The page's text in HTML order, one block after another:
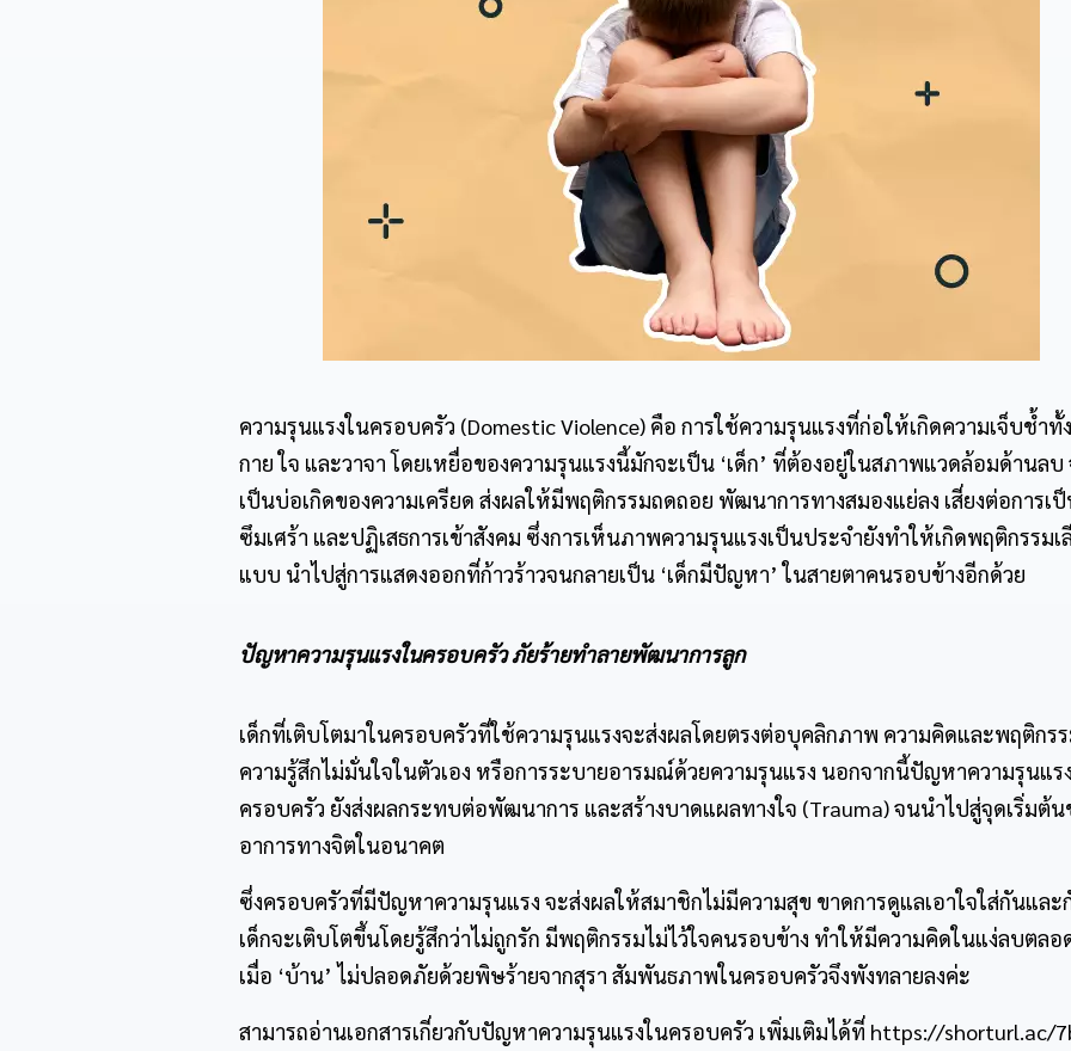
ความรุนแรงในครอบครัว (Domestic Violence) คือ การใช้ความรุนแรงที่ก่อให้เกิดความเจ็บช้ำทั้
กาย ใจ และวาจา โดยเหยื่อของความรุนแรงนี้มักจะเป็น ‘เด็ก’ ที่ต้องอยู่ในสภาพแวดล้อมด้านลบ
เป็นบ่อเกิดของความเครียด ส่งผลให้มีพฤติกรรมถดถอย พัฒนาการทางสมองแย่ลง เสี่ยงต่อการเป็
ซึมเศร้า และปฏิเสธการเข้าสังคม ซึ่งการเห็นภาพความรุนแรงเป็นประจำยังทำให้เกิดพฤติกรรมเ
แบบ นำไปสู่การแสดงออกที่ก้าวร้าวจนกลายเป็น ‘เด็กมีปัญหา’ ในสายตาคนรอบข้างอีกด้วย
ปัญหาความรุนแรงในครอบครัวภัยร้ายทำลายพัฒนาการลูก
เด็กที่เติบโตมาในครอบครัวที่ใช้ความรุนแรงจะส่งผลโดยตรงต่อบุคลิกภาพ ความคิดและพฤติกร
ความรู้สึกไม่มั่นใจในตัวเอง หรือการระบายอารมณ์ด้วยความรุนแรง นอกจากนี้ปัญหาความรุนแร
ครอบครัว ยังส่งผลกระทบต่อพัฒนาการ และสร้างบาดแผลทางใจ (Trauma) จนนำไปสู่จุดเริ่มต้น
อาการทางจิตในอนาคต
ซึ่งครอบครัวที่มีปัญหาความรุนแรง จะส่งผลให้สมาชิกไม่มีความสุข ขาดการดูแลเอาใจใส่กันและ
เด็กจะเติบโตขึ้นโดยรู้สึกว่าไม่ถูกรัก มีพฤติกรรมไม่ไว้ใจคนรอบข้าง ทำให้มีความคิดในแง่ลบตลอ
เมื่อ ‘บ้าน’ ไม่ปลอดภัยด้วยพิษร้ายจากสุรา สัมพันธภาพในครอบครัวจึงพังทลายลงค่ะ
สามารถอ่านเอกสารเกี่ยวกับปัญหาความรุนแรงในครอบครัว เพิ่มเติมได้ที่ https://shorturl.ac/